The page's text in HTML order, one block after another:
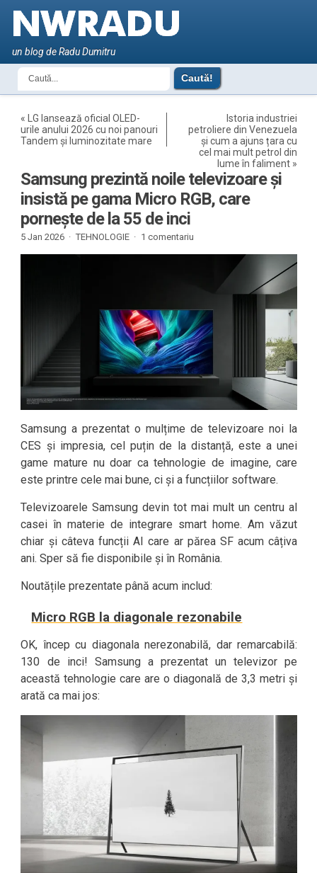
un blog de Radu Dumitru
«
LG lansează oficial OLED-
urile anului 2026 cu noi panouri
Tandem și luminozitate mare
Istoria industriei
petroliere din Venezuela
și cum a ajuns țara cu
cel mai mult petrol din
lume în faliment »
Samsung prezintă noile televizoare și
insistă pe gama Micro RGB, care
pornește de la 55 de inci
5 Jan 2026 · TEHNOLOGIE · 1 comentariu
Samsung a prezentat o mulțime de televizoare noi la
CES și impresia, cel puțin de la distanță, este a unei
game mature nu doar ca tehnologie de imagine, care
este printre cele mai bune, ci și a funcțiilor software.
Televizoarele Samsung devin tot mai mult un centru al
casei în materie de integrare smart home. Am văzut
chiar și câteva funcții AI care ar părea SF acum câțiva
ani. Sper să fie disponibile și în România.
Noutățile prezentate până acum includ:
Micro RGB la diagonale rezonabile
OK, încep cu diagonala nerezonabilă, dar remarcabilă:
130 de inci! Samsung a prezentat un televizor pe
această tehnologie care are o diagonală de 3,3 metri și
arată ca mai jos: